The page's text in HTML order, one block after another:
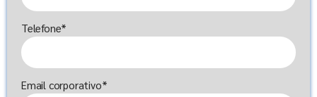
Telefone*
Email corporativo*